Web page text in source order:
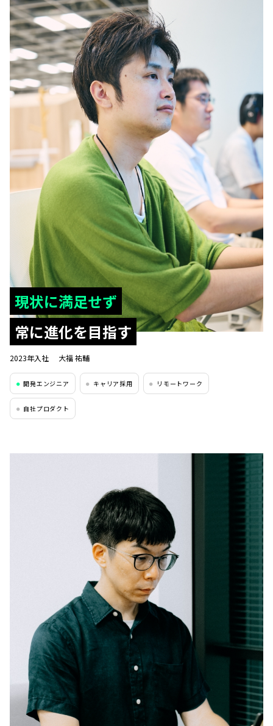
現状に満足せず
常に進化を目指す
2023年入社 大福 祐輔
● 開発エンジニア ● キャリア採用 ● リモートワーク
● 自社プロダクト